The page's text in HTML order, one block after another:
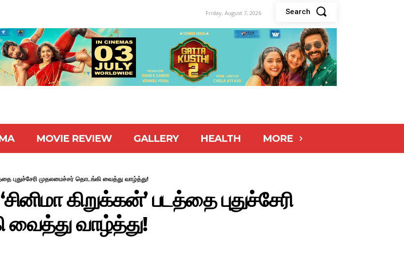
Friday, August 7, 2026 Search
MOVIE REVIEW GALLERY HEALTH MORE
புதுச்சேரி முதலமைச்சர் தொடங்கி வைத்து வாழ்த்து!
கிறுக்கன்’ படத்தை புதுச்சேரி
வாழ்த்து!